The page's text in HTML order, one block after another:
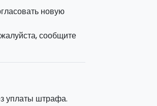
новую
сообщите
уплаты штрафа.